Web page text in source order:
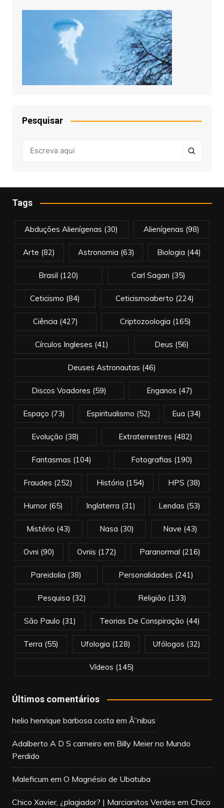
Pesquisar
Tags
Abduções Alienígenas (30) Alienígenas (98)
Arte (82) Astronomia (63) Biologia (44)
Brasil (120) Carl Sagan (35)
Ceticismo (84) Ceticismoaberto (224)
Ciência (427) Criptozoologia (165)
Círculos Ingleses (41) Deus (56)
Deuses Astronautas (46)
Discos Voadores (59) Enganos (47)
Espaço (73) Espiritualismo (52) Eua (34)
Evolução (38) Extraterrestres (482)
Fantasmas (104) Fotografias (190)
Fraudes (252) História (154) HPS (38)
Humor(65) Inglaterra (31) Lendas (53)
Mistério (43) Nasa (30) Nave (43)
Ovni (90) Ovnis (172) Paranormal (216)
Pareidolia (38) Personalidades (241)
Pesquisa (32) Religião (133)
São Paulo (31) Teorias De Conspiração (44)
Terra (55) Ufologia (128) Ufólogos (32)
Vídeos (145)
Últimos comentários
helio henrique barbosa costa em Ã”nibus
Adalberto A D S carneiro em Billy Meier no Mundo
Perdido
Maleficum em O Magnésio de Ubatuba
Chico Xavier, ¿plagiador? | Marcianitos Verdes em Chico